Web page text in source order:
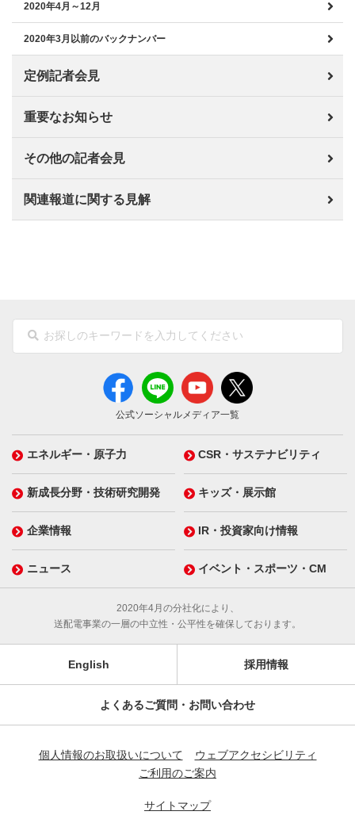
2020年4月～12月
2020年3月以前のバックナンバー
定例記者会見
重要なお知らせ
その他の記者会見
関連報道に関する見解
公式ソーシャルメディア一覧
エネルギー・原子力 CSR・サステナビリティ
新成長分野・技術研究開発 キッズ・展示館
企業情報 IR・投資家向け情報
ニュース イベント・スポーツ・CM
2020年4月の分社化により、
送配電事業の一層の中立性・公平性を確保しております。
English 採用情報
よくあるご質問・お問い合わせ
個人情報のお取扱いについて
ウェブアクセシビリティ
ご利用のご案内
サイトマップ